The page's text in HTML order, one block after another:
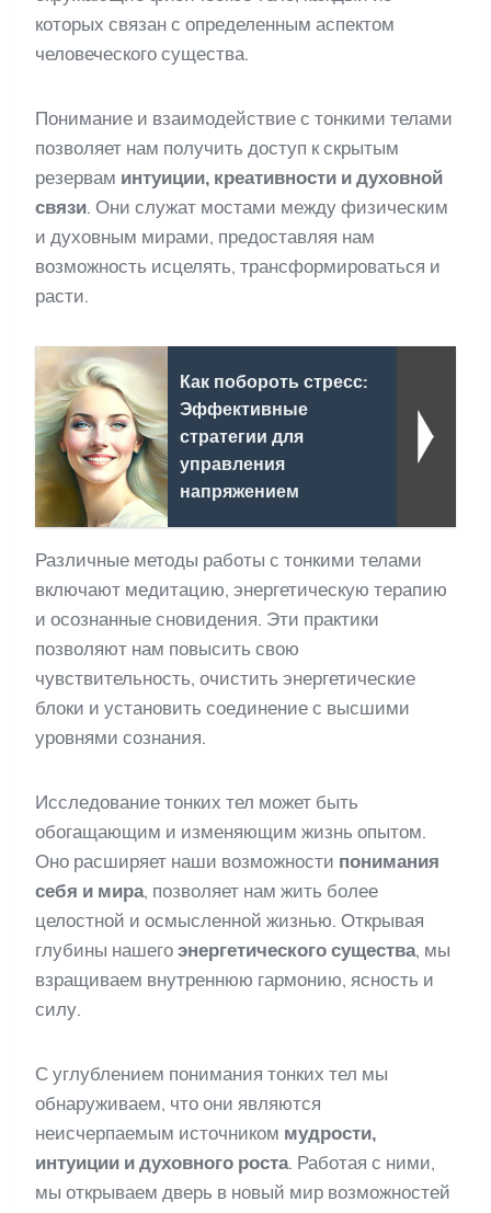
которых связан с определенным аспектом
человеческого существа.
Понимание и взаимодействие с тонкими телами
позволяет нам получить доступ к скрытым
резервам интуиции, креативности и духовной
связи. Они служат мостами между физическим
и духовным мирами, предоставляя нам
возможность исцелять, трансформироваться и
расти.
Как побороть стресс:
Эффективные
стратегии для
управления
напряжением
Различные методы работы с тонкими телами
включают медитацию, энергетическую терапию
и осознанные сновидения. Эти практики
позволяют нам повысить свою
чувствительность, очистить энергетические
блоки и установить соединение с высшими
уровнями сознания.
Исследование тонких тел может быть
обогащающим и изменяющим жизнь опытом.
Оно расширяет наши возможности понимания
себя и мира, позволяет нам жить более
целостной и осмысленной жизнью. Открывая
глубины нашего энергетического существа, мы
взращиваем внутреннюю гармонию, ясность и
силу.
С углублением понимания тонких тел мы
обнаруживаем, что они являются
неисчерпаемым источником мудрости,
интуиции и духовного роста. Работая с ними,
мы открываем дверь в новый мир возможностей